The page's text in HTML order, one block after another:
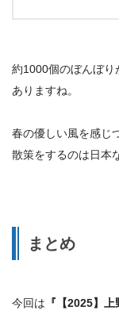
約1000個のぼんぼり
ありますね。
春の優しい風を感じ
散策をするのは日本
まとめ
今回は 『【2025】